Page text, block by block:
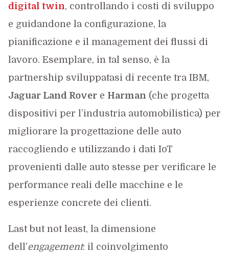
digital twin, controllando i costi di sviluppo
e guidandone la configurazione, la
pianificazione e il management dei flussi di
lavoro. Esemplare, in tal senso, è la
partnership sviluppatasi di recente tra IBM,
Jaguar Land Rovere Harman (che progetta
dispositivi per l’industria automobilistica) per
migliorare la progettazione delle auto
raccogliendo e utilizzando i dati IoT
provenienti dalle auto stesse per verificare le
performance reali delle macchine e le
esperienze concrete dei clienti.
Last but not least, la dimensione
dell’engagement: il coinvolgimento